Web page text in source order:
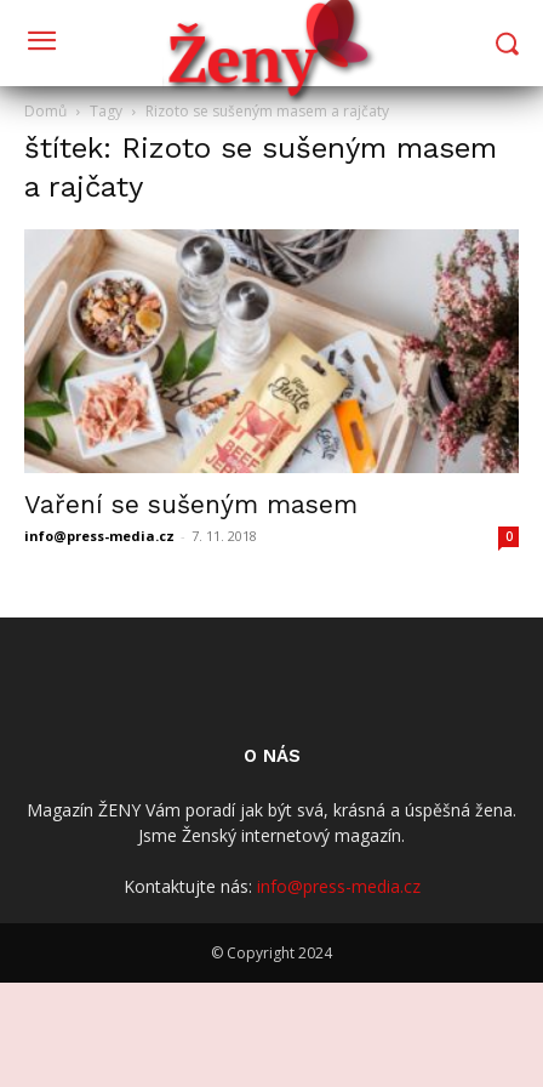
Domů Tagy Rizoto se sušeným masem a rajčaty
štítek: Rizoto se sušeným masem
a rajčaty
Vaření se sušeným masem
info@press-media.cz - 7. 11. 2018 0
O NÁS
Magazín ŽENY Vám poradí jak být svá, krásná a úspěšná žena.
Jsme Ženský internetový magazín.
Kontaktujte nás: info@press-media.cz
© Copyright 2024